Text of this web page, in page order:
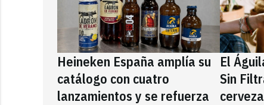
Heineken España amplía su
catálogo con cuatro
lanzamientos y se refuerza
El
Sin